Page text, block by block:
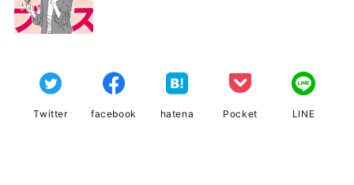
Twitter facebook hatena Pocket LINE